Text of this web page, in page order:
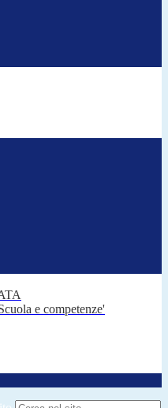
e competenze'